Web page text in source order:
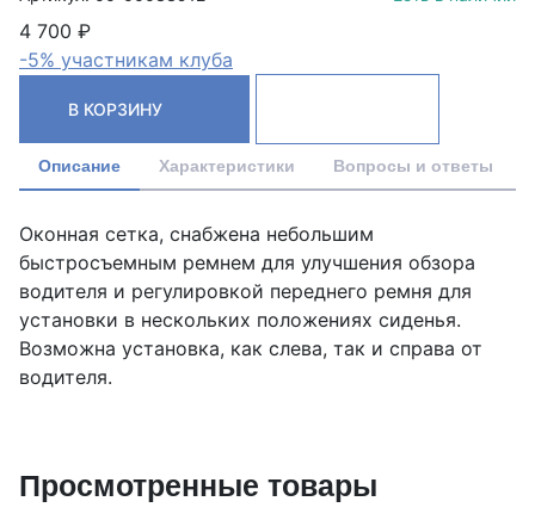
4 700 ₽
-5% участникам клуба
В КОРЗИНУ
Описание Характеристики Вопросы и ответы
Оконная сетка, снабжена небольшим
быстросъемным ремнем для улучшения обзора
водителя и регулировкой переднего ремня для
установки в нескольких положениях сиденья.
Возможна установка, как слева, так и справа от
водителя.
Просмотренные товары